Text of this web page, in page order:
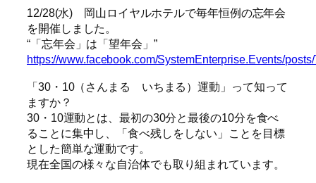
12/28(水) 岡山ロイヤルホテルで毎年恒例の忘年会
を開催しました。
“「忘年会」は「望年会」”
https://www.facebook.com/SystemEnterprise.Events/
「30・10（さんまる いちまる）運動」って知って
ますか？
30・10運動とは、最初の30分と最後の10分を食べ
ることに集中し、「食べ残しをしない」ことを目標
とした簡単な運動です。
現在全国の様々な自治体でも取り組まれています。